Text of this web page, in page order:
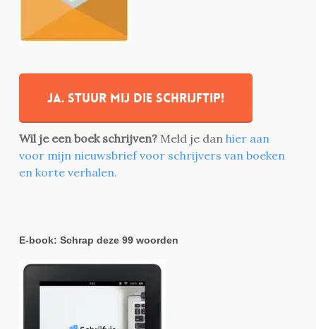
Ja. stuur mij die schrijftip!
Wil je een boek schrijven? Meld je dan hier aan
voor mijn nieuwsbrief voor schrijvers van boeken
en korte verhalen.
E-book: Schrap deze 99 woorden